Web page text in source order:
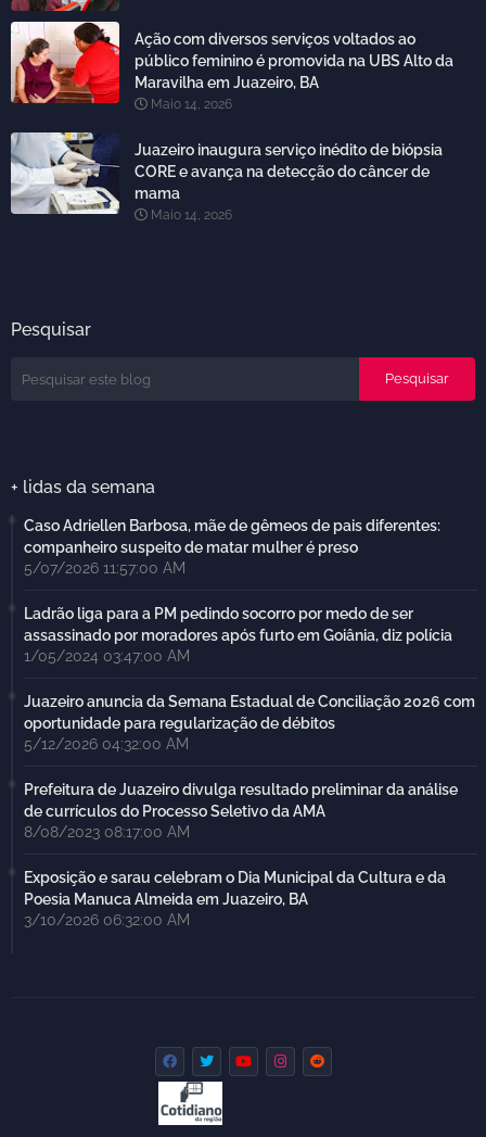
Ação com diversos serviços voltados ao
público feminino é promovida na UBS Alto da
Maravilha em Juazeiro, BA
Maio 14, 2026
Juazeiro inaugura serviço inédito de biópsia
CORE e avança na detecção do câncer de
mama
Maio 14, 2026
Pesquisar
+ lidas da semana
Caso Adriellen Barbosa, mãe de gêmeos de pais diferentes:
companheiro suspeito de matar mulher é preso
5/07/2026 11:57:00 AM
Ladrão liga para a PM pedindo socorro por medo de ser
assassinado por moradores após furto em Goiânia, diz polícia
1/05/2024 03:47:00 AM
Juazeiro anuncia da Semana Estadual de Conciliação 2026 com
oportunidade para regularização de débitos
5/12/2026 04:32:00 AM
Prefeitura de Juazeiro divulga resultado preliminar da análise
de currículos do Processo Seletivo da AMA
8/08/2023 08:17:00 AM
Exposição e sarau celebram o Dia Municipal da Cultura e da
Poesia Manuca Almeida em Juazeiro, BA
3/10/2026 06:32:00 AM